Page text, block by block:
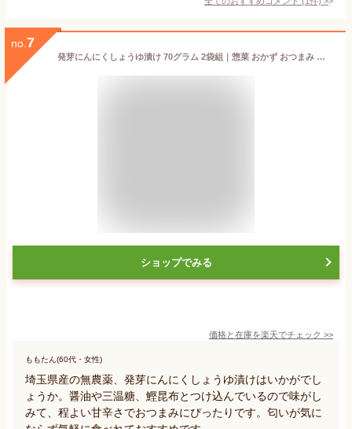
no. 7
発芽にんにくしょうゆ漬け 70グラム 2袋組｜惣菜 おかず おつまみ サラダ パスタ ラーメン
ショップでみる
価格と在庫を楽天でチェック >>
ももたん(60代・女性)
埼玉県産の無農薬、発芽にんにくしょうゆ漬けはいかがでし
ょうか。醤油や三温糖、鰹昆布とつけ込んでいるので味がし
みて、程よい甘辛さでおつまみにぴったりです。匂いが気に